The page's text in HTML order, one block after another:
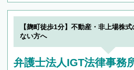
【麹町徒歩1分】不動産・非上場株
ない方へ
弁護士法人IGT法律事務